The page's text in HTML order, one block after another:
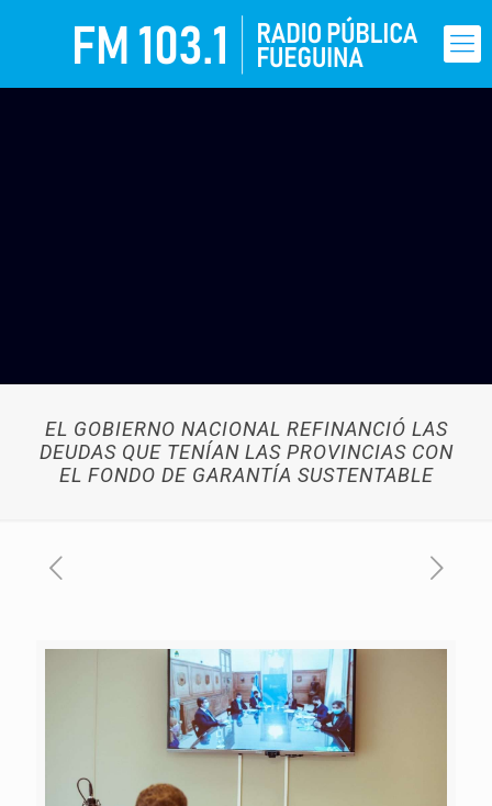
EL GOBIERNO NACIONAL REFINANCIÓ LAS
DEUDAS QUE TENÍAN LAS PROVINCIAS CON
EL FONDO DE GARANTÍA SUSTENTABLE